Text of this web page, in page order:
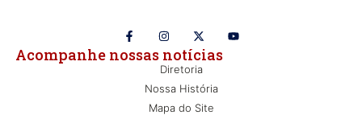
Diretoria
Nossa História
Mapa do Site
Acompanhe nossas notícias